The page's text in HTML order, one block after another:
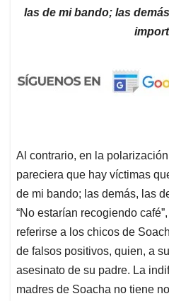
las de mi bando; las
Al contrario, en la
pareciera que hay víctimas
de mi bando; las demás, las
“No estarían recogiendo
referirse a los chicos de
de falsos positivos, quien, a
asesinato de su padre. La
madres de Soacha no tiene